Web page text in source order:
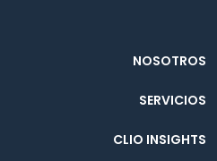
NOSOTROS
SERVICIOS
CLIO INSIGHTS